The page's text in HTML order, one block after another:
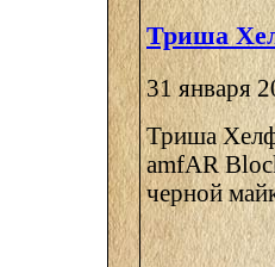
Триша
31 января
Триша
amfAR
черной